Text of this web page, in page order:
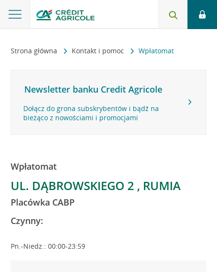
Strona główna Kontakt i pomoc Wpłatomat
Newsletter banku Credit Agricole
Dołącz do grona subskrybentów i bądź na
bieżąco z nowościami i promocjami
Wpłatomat
UL. DĄBROWSKIEGO 2 , RUMIA
Placówka CABP
Czynny:
Pn.-Niedz.: 00:00-23:59